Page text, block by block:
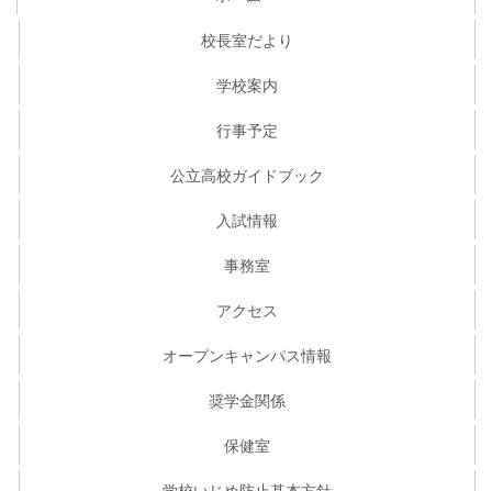
校長室だより
学校案内
行事予定
公立高校ガイドブック
入試情報
事務室
アクセス
オープンキャンパス情報
奨学金関係
保健室